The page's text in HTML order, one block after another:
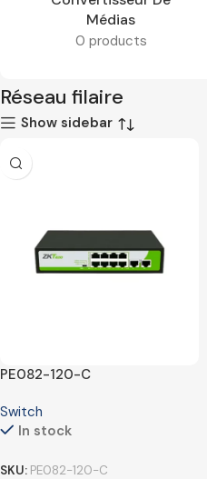
Médias
0 products
Réseau filaire
Show sidebar
PE082-120-C
Switch
In stock
SKU: PE082-120-C